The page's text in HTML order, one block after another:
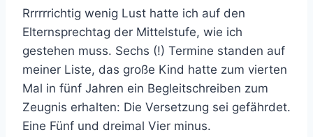
Rrrrrrichtig wenig Lust hatte ich auf den
Elternsprechtag der Mittelstufe, wie ich
gestehen muss. Sechs (!) Termine standen auf
meiner Liste, das große Kind hatte zum vierten
Mal in fünf Jahren ein Begleitschreiben zum
Zeugnis erhalten: Die Versetzung sei gefährdet.
Eine Fünf und dreimal Vier minus.